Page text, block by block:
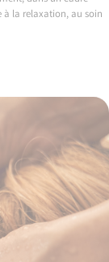
à la relaxation, au soin